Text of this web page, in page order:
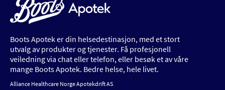
Boots Apotek er din helsedestinasjon, med et stort
utvalg av produkter og tjenester. Få profesjonell
veiledning via chat eller telefon, eller besøk et av våre
mange Boots Apotek. Bedre helse, hele livet.
Alliance Healthcare Norge Apotekdrift AS